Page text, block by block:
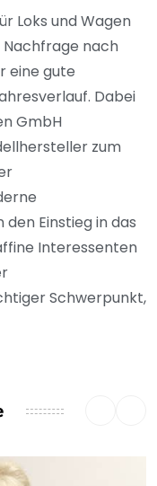
Loks und Wagen
nach
eine gute
Dabei
GmbH
zum
Einstieg in das
Interessenten
Schwerpunkt,